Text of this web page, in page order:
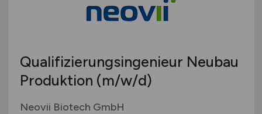
Qualifizierungsingenieur Neubau
Produktion (m/w/d)
Neovii Biotech GmbH